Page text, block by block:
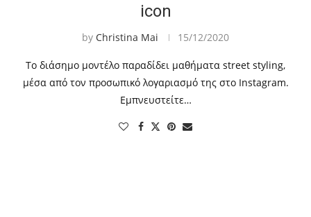
icon
by Christina Mai 15/12/2020
Το διάσημο μοντέλο παραδίδει μαθήματα street styling,
μέσα από τον προσωπικό λογαριασμό της στο Instagram.
Εμπνευστείτε…